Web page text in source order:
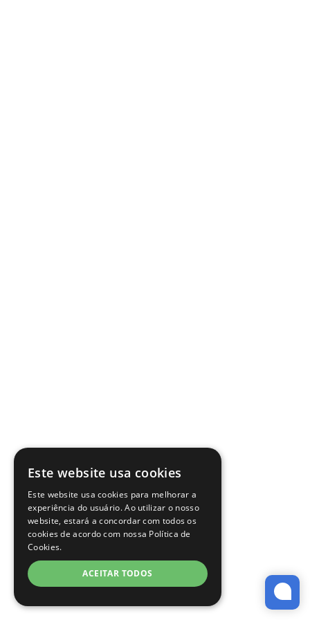
Este website usa cookies
Este website usa cookies para melhorar a
experiência do usuário. Ao utilizar o nosso
website, estará a concordar com todos os
cookies de acordo com nossa Política de
Cookies.
ACEITAR TODOS